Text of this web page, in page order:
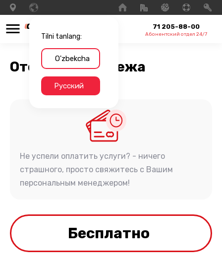
Tilni tanlang:
O'zbekcha
Русский
71 205-88-00
Абонентский отдел 24/7
Отсрочка платежа
Не успели оплатить услуги? - ничего
страшного, просто свяжитесь с Вашим
персональным менеджером!
Бесплатно